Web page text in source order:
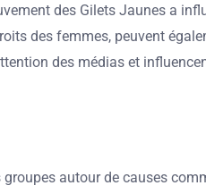
des Gilets Jaunes a
des femmes, peuvent
des médias et
autour de causes